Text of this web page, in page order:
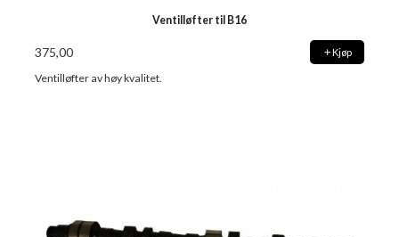
Ventilløfter til B16
375,00 Kjøp
Ventilløfter av høy kvalitet.